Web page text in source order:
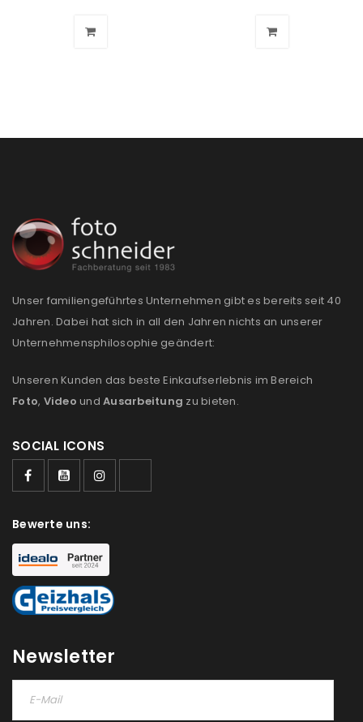
Unser familiengeführtes Unternehmen gibt es bereits seit 40
Jahren. Dabei hat sich in all den Jahren nichts an unserer
Unternehmensphilosophie geändert:
Unseren Kunden das beste Einkaufserlebnis im Bereich
Foto, Video und Ausarbeitung zu bieten.
SOCIAL ICONS
Bewerte uns:
Newsletter